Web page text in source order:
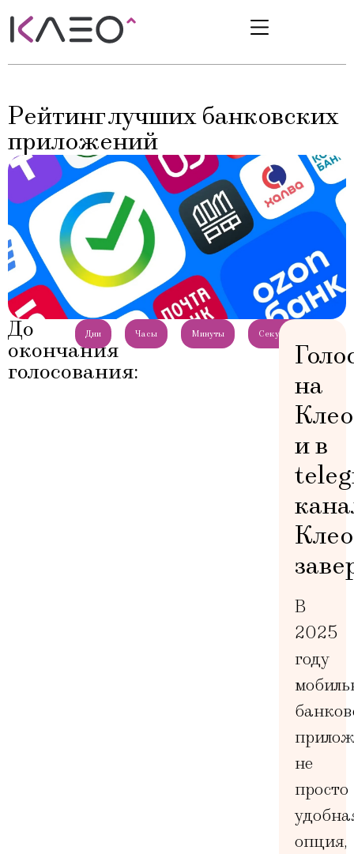
Рейтинг лучших банковских
приложений
До
окончания
голосования:
Дни Часы Минуты Секунды
на
и в
В
2025
году
не
просто
опция,